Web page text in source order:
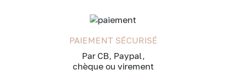
PAIEMENT SÉCURISÉ
Par CB, Paypal,
chèque ou virement